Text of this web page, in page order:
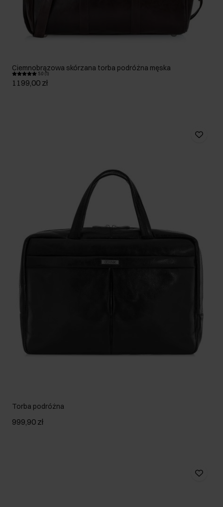
Ciemnobrązowa skórzana torba podróżna męska
5.0 (1)
1199,00 zł
Torba podróżna
999,90 zł